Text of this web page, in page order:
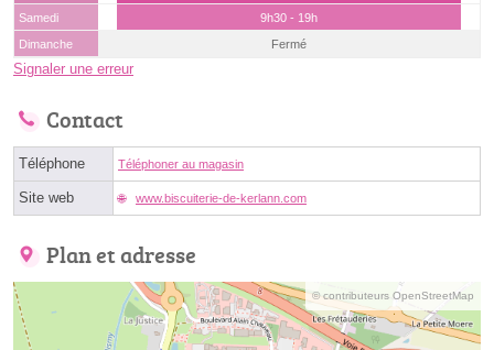
Samedi
9h30 - 19h
Dimanche
Fermé
Signaler une erreur
Contact
Téléphone Téléphoner au magasin
Site web www.biscuiterie-de-kerlann.com
Plan et adresse
© contributeurs OpenStreetMap